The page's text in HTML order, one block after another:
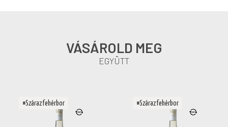
VÁSÁROLD MEG
EGYÜTT
#Száraz fehérbor #Száraz fehérbor